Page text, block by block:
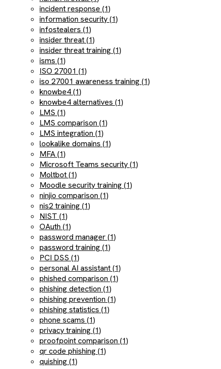
incident response (1)
information security (1)
infostealers (1)
insider threat (1)
insider threat training (1)
isms (1)
ISO 27001 (1)
iso 27001 awareness training (1)
knowbe4 (1)
knowbe4 alternatives (1)
LMS (1)
LMS comparison (1)
LMS integration (1)
lookalike domains (1)
MFA (1)
Microsoft Teams security (1)
Moltbot (1)
Moodle security training (1)
ninjio comparison (1)
nis2 training (1)
NIST (1)
OAuth (1)
password manager (1)
password training (1)
PCI DSS (1)
personal AI assistant (1)
phished comparison (1)
phishing detection (1)
phishing prevention (1)
phishing statistics (1)
phone scams (1)
privacy training (1)
proofpoint comparison (1)
qr code phishing (1)
quishing (1)